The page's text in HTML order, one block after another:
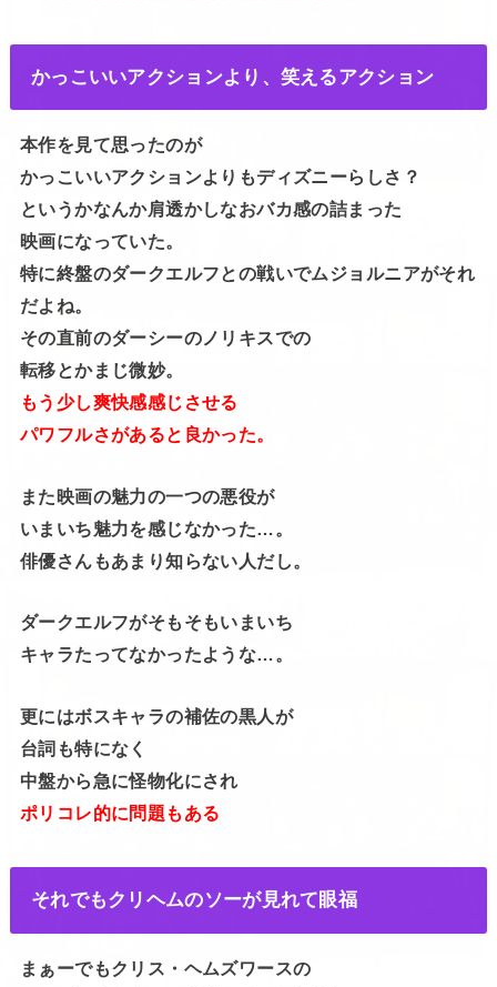
かっこいいアクションより、笑えるアクション
本作を見て思ったのが
かっこいいアクションよりもディズニーらしさ？
というかなんか肩透かしなおバカ感の詰まった
映画になっていた。
特に終盤のダークエルフとの戦いでムジョルニアがそれ
だよね。
その直前のダーシーのノリキスでの
転移とかまじ微妙。
もう少し爽快感感じさせる
パワフルさがあると良かった。
また映画の魅力の一つの悪役が
いまいち魅力を感じなかった…。
俳優さんもあまり知らない人だし。
ダークエルフがそもそもいまいち
キャラたってなかったような…。
更にはボスキャラの補佐の黒人が
台詞も特になく
中盤から急に怪物化にされ
ポリコレ的に問題もある
それでもクリヘムのソーが見れて眼福
まぁーでもクリス・ヘムズワースの